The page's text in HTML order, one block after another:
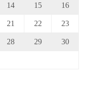
14 15 16
21 22 23
28 29 30